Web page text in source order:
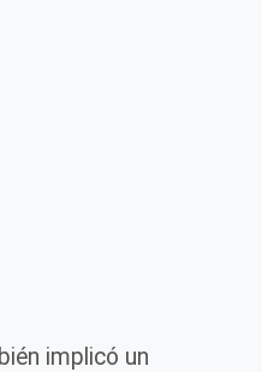
implicó un